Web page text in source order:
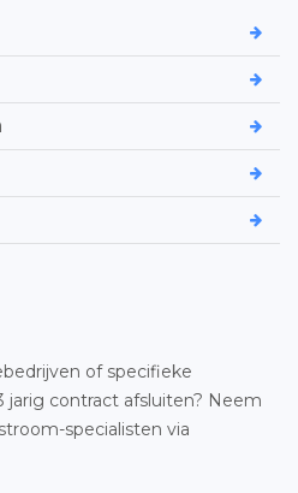
of specifieke
jarig contract afsluiten? Neem
specialisten via